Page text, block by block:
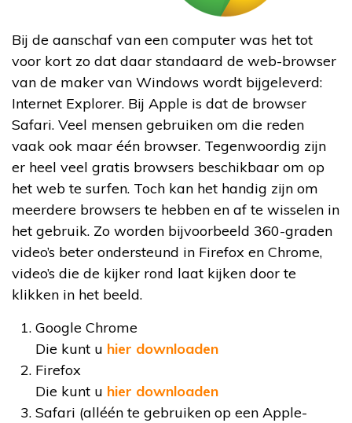
Bij de aanschaf van een computer was het tot
voor kort zo dat daar standaard de web-browser
van de maker van Windows wordt bijgeleverd:
Internet Explorer. Bij Apple is dat de browser
Safari. Veel mensen gebruiken om die reden
vaak ook maar één browser. Tegenwoordig zijn
er heel veel gratis browsers beschikbaar om op
het web te surfen. Toch kan het handig zijn om
meerdere browsers te hebben en af te wisselen in
het gebruik. Zo worden bijvoorbeeld 360-graden
video’s beter ondersteund in Firefox en Chrome,
video’s die de kijker rond laat kijken door te
klikken in het beeld.
Google Chrome
Die kunt u hier downloaden
Firefox
Die kunt u hier downloaden
Safari (alléén te gebruiken op een Apple-